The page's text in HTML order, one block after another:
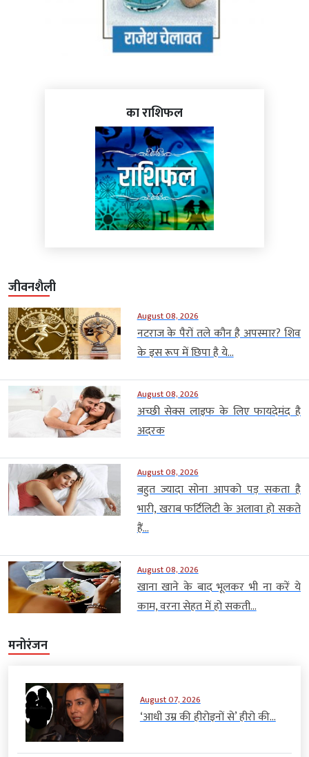
का राशिफल
जीवनशैली
August 08, 2026
नटराज के पैरों तले कौन है अपस्मार? शिव
के इस रूप में छिपा है ये...
August 08, 2026
अच्छी सेक्स लाइफ के लिए फायदेमंद है
अदरक
August 08, 2026
बहुत ज्यादा सोना आपको पड़ सकता है
भारी, खराब फर्टिलिटी के अलावा हो सकते
हैं...
August 08, 2026
खाना खाने के बाद भूलकर भी ना करें ये
काम, वरना सेहत में हो सकती...
मनोरंजन
August 07, 2026
‘आधी उम्र की हीरोइनों से’ हीरो की...